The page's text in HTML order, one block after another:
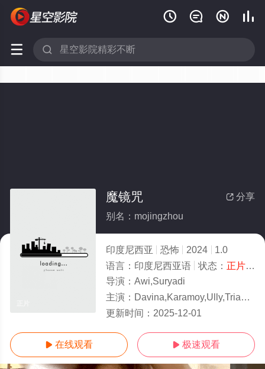
   
 
 分享
魔镜咒
别名：mojingzhou
印度尼西亚 恐怖 2024
1.0
语言： 印度尼西亚语 状态： 正片/高清
导演： Awi,Suryadi
主演： Davina,Karamoy,Ully,Triani,Randy,Nidji,Eduward,Manalu,B
更新时间： 2025-12-01
 在线观看  极速观看